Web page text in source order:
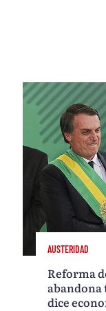
AUSTERIDAD
Reforma
dice